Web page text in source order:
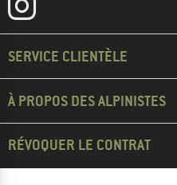
SERVICE CLIENTÈLE
À PROPOS DES ALPINISTES
RÉVOQUER LE CONTRAT